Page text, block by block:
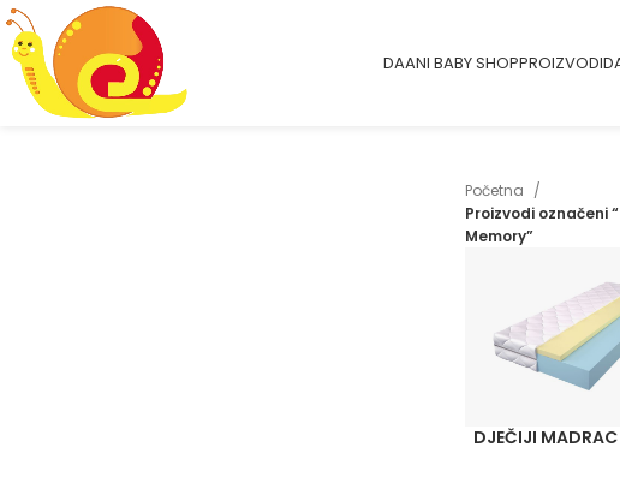
DAANI BABY SHOPPROIZVODI
Početna
Proizvodi označeni
Memory”
DJEČIJI